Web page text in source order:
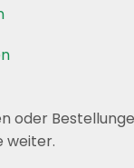
oder
weiter.